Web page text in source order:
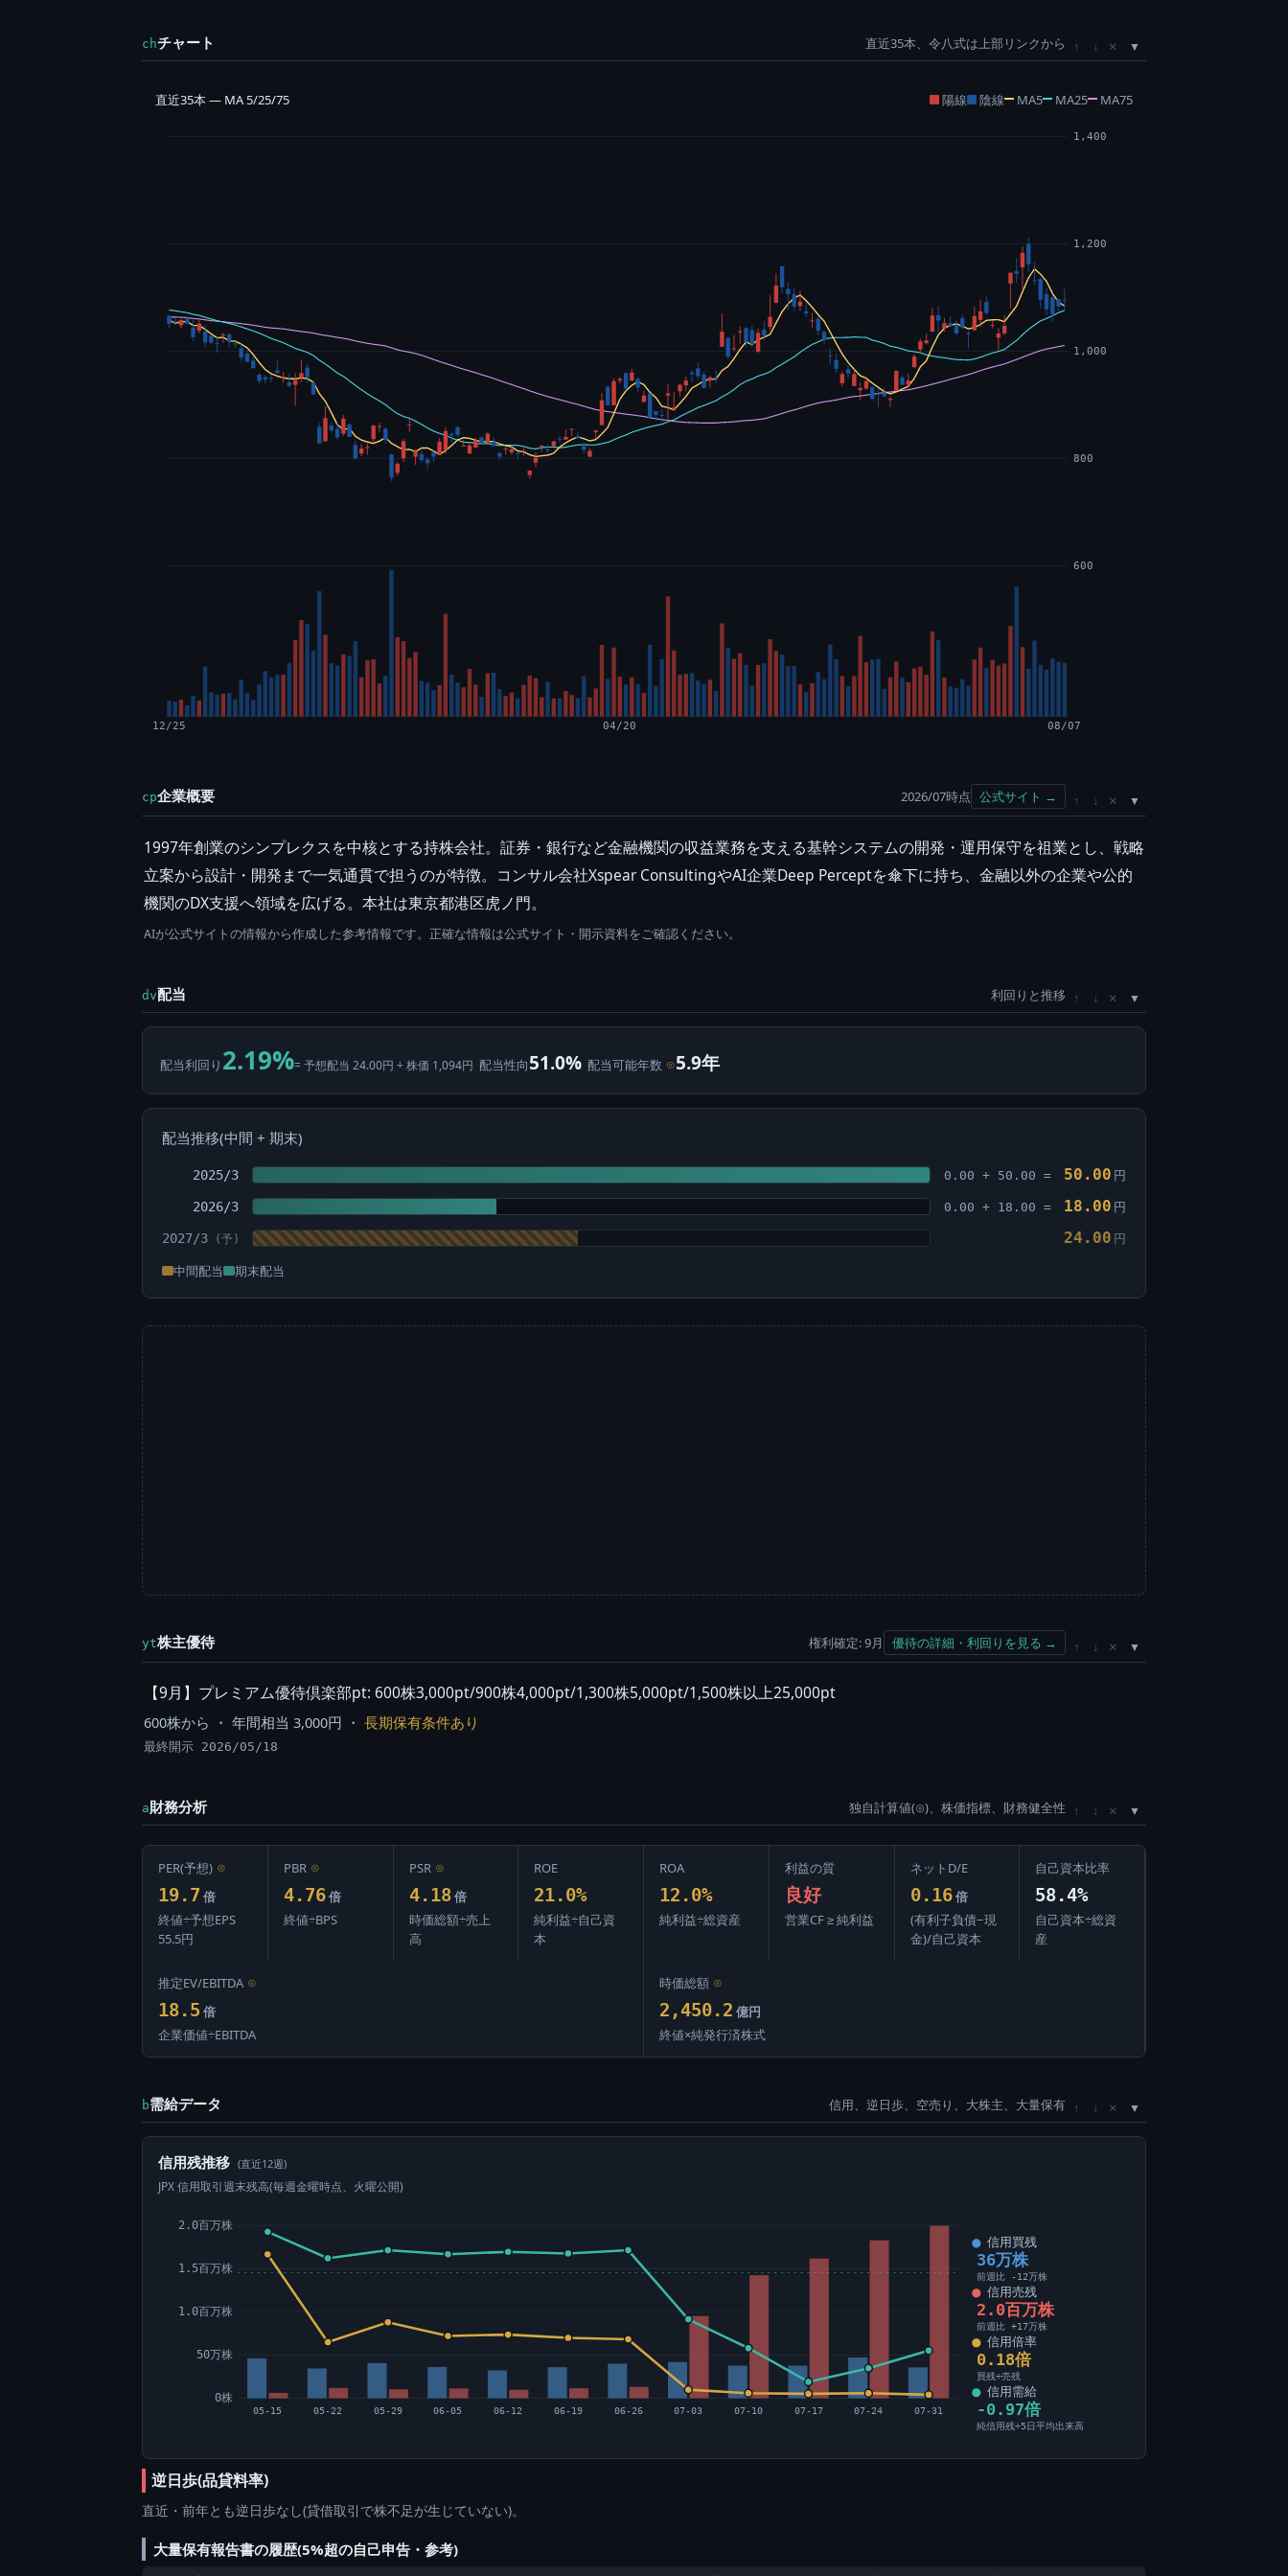
chチャート 直近35本、令八式は上部リンクから ↑ ↓ ×
直近35本 — MA 5/25/75 陽線 陰線 MA5 MA25 MA75
600
800
1,000
1,200
1,400
12/25 04/20 08/07
cp企業概要 2026/07時点 公式サイト → ↑ ↓ ×
1997年創業のシンプレクスを中核とする持株会社。証券・銀行など金融機関の収益業務を支える基幹システムの開発・運用保守を祖業とし、戦略
立案から設計・開発まで一気通貫で担うのが特徴。コンサル会社Xspear ConsultingやAI企業Deep Perceptを傘下に持ち、金融以外の企業や公的
機関のDX支援へ領域を広げる。本社は東京都港区虎ノ門。
AIが公式サイトの情報から作成した参考情報です。正確な情報は公式サイト・開示資料をご確認ください。
dv配当 利回りと推移 ↑ ↓ ×
配当利回り 2.19%= 予想配当 24.00円 ÷ 株価 1,094円 配当性向51.0% 配当可能年数 ⊙5.9年
配当推移(中間 + 期末)
2025/3 0.00 + 50.00 = 50.00 円
2026/3 0.00 + 18.00 = 18.00 円
2027/3 24.00 円
中間配当 期末配当
yt株主優待 権利確定: 9月 優待の詳細・利回りを見る → ↑ ↓ ×
【9月】プレミアム優待倶楽部pt: 600株3,000pt/900株4,000pt/1,300株5,000pt/1,500株以上25,000pt
600株から ・ 年間相当 3,000円 ・ 長期保有条件あり
最終開示 2026/05/18
a財務分析 独自計算値(⊙)、株価指標、財務健全性 ↑ ↓ ×
PER(予想) ⊙
19.7 倍
終値÷予想EPS
55.5円
PBR ⊙
4.76 倍
終値÷BPS
PSR ⊙
4.18 倍
時価総額÷売上
高
ROE
21.0%
純利益÷自己資
本
ROA
12.0%
純利益÷総資産
利益の質
良好
営業CF ≥ 純利益
ネットD/E
0.16 倍
(有利子負債−現
金)/自己資本
自己資本比率
58.4%
自己資本÷総資
産
推定EV/EBITDA ⊙
18.5 倍
企業価値÷EBITDA
時価総額 ⊙
2,450.2 億円
終値×純発行済株式
b需給データ 信用、逆日歩、空売り、大株主、大量保有 ↑ ↓ ×
信用残推移 (直近12週)
JPX 信用取引週末残高(毎週金曜時点、火曜公開)
0株
50万株
1.0百万株
1.5百万株
2.0百万株
05-15 05-22 05-29 06-05 06-12 06-19 06-26 07-03 07-10 07-17 07-24 07-31
信用買残
36万株
前週比 -12万株
信用売残
2.0百万株
前週比 +17万株
信用倍率
0.18倍
買残÷売残
信用需給
-0.97倍
純信用残÷5日平均出来高
逆日歩(品貸料率)
直近・前年とも逆日歩なし(貸借取引で株不足が生じていない)。
大量保有報告書の履歴(5%超の自己申告・参考)